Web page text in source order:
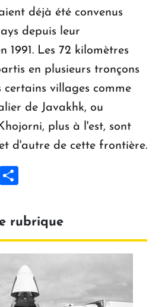
déjà été convenus
depuis leur
1991. Les 72 kilomètres
en plusieurs tronçons
certains villages comme
de Javakhk, ou
plus à l'est, sont
d'autre de cette frontière.
Pinterest
rubrique